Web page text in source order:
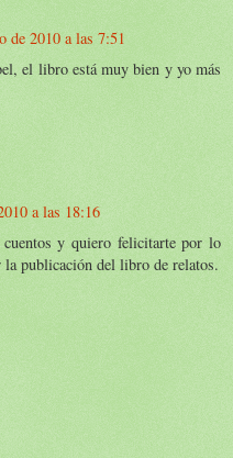
de 2010 a las 7:51
el libro está muy bien y yo más
a las 18:16
y quiero felicitarte por lo
publicación del libro de relatos.